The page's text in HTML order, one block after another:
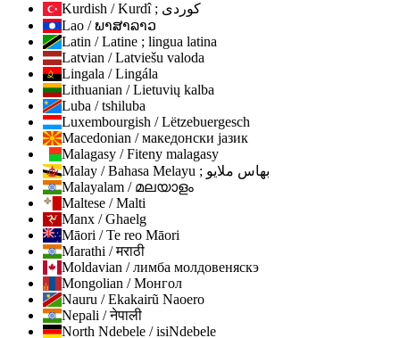
Kurdish / Kurdî ; كوردی
Lao / ພາສາລາວ
Latin / Latine ; lingua latina
Latvian / Latviešu valoda
Lingala / Lingála
Lithuanian / Lietuvių kalba
Luba / tshiluba
Luxembourgish / Lëtzebuergesch
Macedonian / македонски јазик
Malagasy / Fiteny malagasy
Malay / Bahasa Melayu ; بهاس ملايو
Malayalam / മലയാളം
Maltese / Malti
Manx / Ghaelg
Māori / Te reo Māori
Marathi / मराठी
Moldavian / лимба молдовеняскэ
Mongolian / Монгол
Nauru / Ekakairũ Naoero
Nepali / नेपाली
North Ndebele / isiNdebele